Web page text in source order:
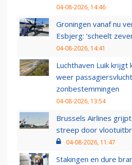
04-08-2026, 14:46
Groningen vanaf nu
Esbjerg: 'scheelt
04-08-2026, 14:41
Luchthaven Luik
weer
zonbestemmingen
04-08-2026, 13:54
Brussels Airlines
streep door
04-08-2026, 11:47
Stakingen en dure